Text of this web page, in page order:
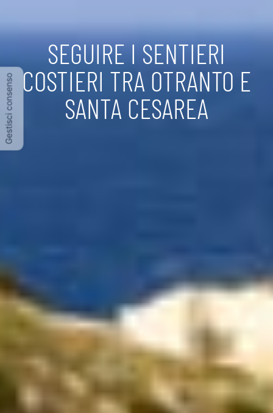
SEGUIRE I SENTIERI
COSTIERI TRA OTRANTO E
SANTA CESAREA
Gestisci consenso